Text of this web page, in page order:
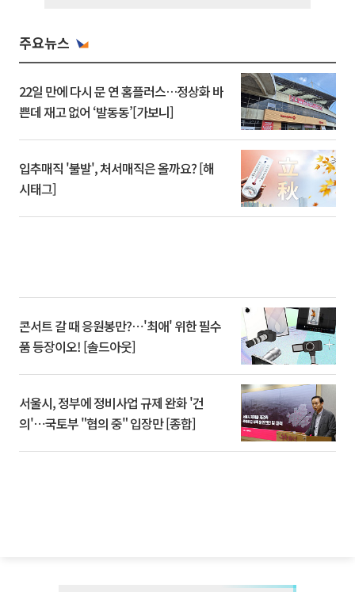
주요뉴스
22일 만에 다시 문 연 홈플러스…정상화 바
쁜데 재고 없어 ‘발동동’[가보니]
입추매직 '불발', 처서매직은 올까요? [해
시태그]
콘서트 갈 때 응원봉만?⋯'최애' 위한 필수
품 등장이오! [솔드아웃]
서울시, 정부에 정비사업 규제 완화 '건
의'⋯국토부 "협의 중" 입장만 [종합]